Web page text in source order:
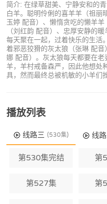
简介: 在绿草甜美、宁静安和的
白羊。聪明伶俐的喜羊羊（祖丽
玉婷 配音）、懒惰贪吃的懒羊
（刘红韵 配音）、忠厚安静的
每天聚在一起，过着快乐的生活
着邪恶狡猾的灰太狼（张琳 配
娜 配音）。灰太狼每天都要在
羊，羊村戒备森严，因此他想处
具，然而最终总被机敏的小羊们
播放列表
线路三 (530集) 线
第530集完结 第
第527集 第